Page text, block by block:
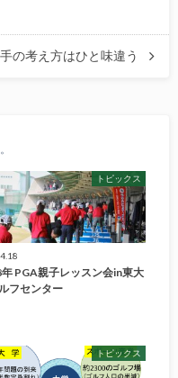
の考え方はひと味違う
トピックス
PGA親子レッスン会in東大
フセンター
トピックス